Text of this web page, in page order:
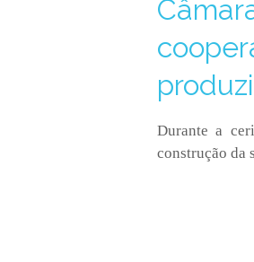
Durante a
construção da